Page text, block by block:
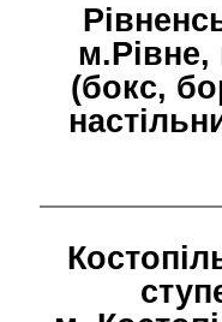
м.Рівне,
(бокс,